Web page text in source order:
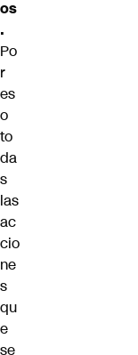
os
.
Po
r
es
o
to
da
s
las
ac
cio
ne
s
qu
e
se